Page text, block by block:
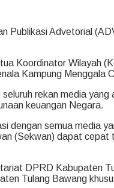
Publikasi Advetorial
Koordinator Wilayah
Kampung
rekan media
keuangan Negara.
dengan semua media
(Sekwan) dapat
DPRD
Tulang Bawang